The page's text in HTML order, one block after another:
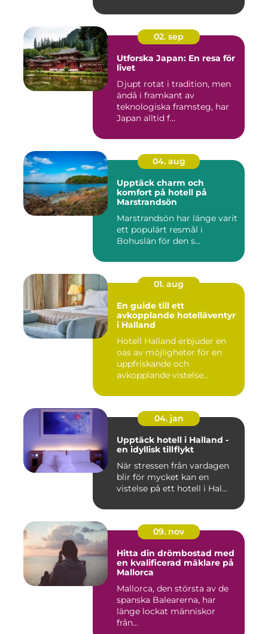
02. sep
Utforska Japan: En resa för
livet
Djupt rotat i tradition, men
ändå i framkant av
teknologiska framsteg, har
Japan alltid f...
04. aug
Upptäck charm och
komfort på hotell på
Marstrandsön
Marstrandsön har länge varit
ett populärt resmål i
Bohuslän för den s...
01. aug
En guide till ett
avkopplande hotelläventyr
i Halland
Hotell Halland erbjuder en
oas av möjligheter för en
uppfriskande och
avkopplande vistelse...
04. jan
Upptäck hotell i Halland -
en idyllisk tillflykt
När stressen från vardagen
blir för mycket kan en
vistelse på ett hotell i Hal...
09. nov
Hitta din drömbostad med
en kvalificerad mäklare på
Mallorca
Mallorca, den största av de
spanska Balearerna, har
länge lockat människor
från...